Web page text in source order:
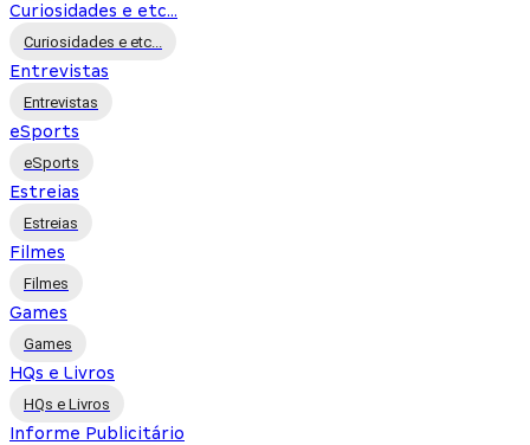
Curiosidades e etc...
Curiosidades e etc...
Entrevistas
Entrevistas
eSports
eSports
Estreias
Estreias
Filmes
Filmes
Games
Games
HQs e Livros
HQs e Livros
Informe Publicitário